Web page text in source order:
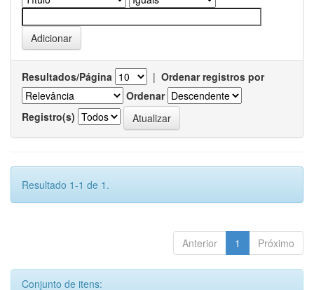
Resultados/Página | Ordenar registros por
Ordenar
Registro(s)
Resultado 1-1 de 1.
Anterior 1 Próximo
Conjunto de itens: